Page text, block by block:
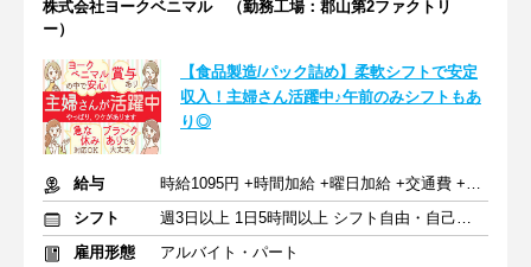
株式会社ヨークベニマル （勤務工場：郡山第2ファクトリ
ー）
【食品製造/パック詰め】柔軟シフトで安定
収入！主婦さん活躍中♪午前のみシフトもあ
り◎
給与
時給1095円 +時間加給 +曜日加給 +交通費 +賞与（年2回）
シフト
週3日以上 1日5時間以上 シフト自由・自己申告
雇用形態
アルバイト・パート